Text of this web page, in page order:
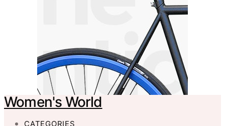
Women's World
CATEGORIES